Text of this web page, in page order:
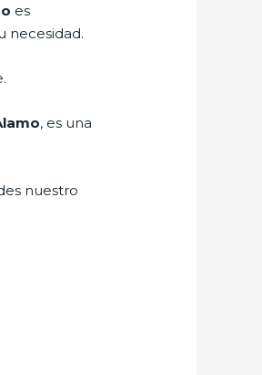
es
necesidad.
, es una
nuestro